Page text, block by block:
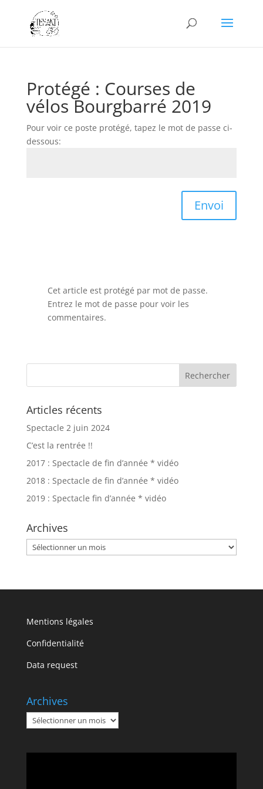
Protégé : Courses de
vélos Bourgbarré 2019
Pour voir ce poste protégé, tapez le mot de passe ci-
dessous:
Envoi
Cet article est protégé par mot de passe.
Entrez le mot de passe pour voir les
commentaires.
Articles récents
Spectacle 2 juin 2024
C’est la rentrée !!
2017 : Spectacle de fin d’année * vidéo
2018 : Spectacle de fin d’année * vidéo
2019 : Spectacle fin d’année * vidéo
Archives
Archives
Mentions légales
Confidentialité
Data request
Archives
Archives